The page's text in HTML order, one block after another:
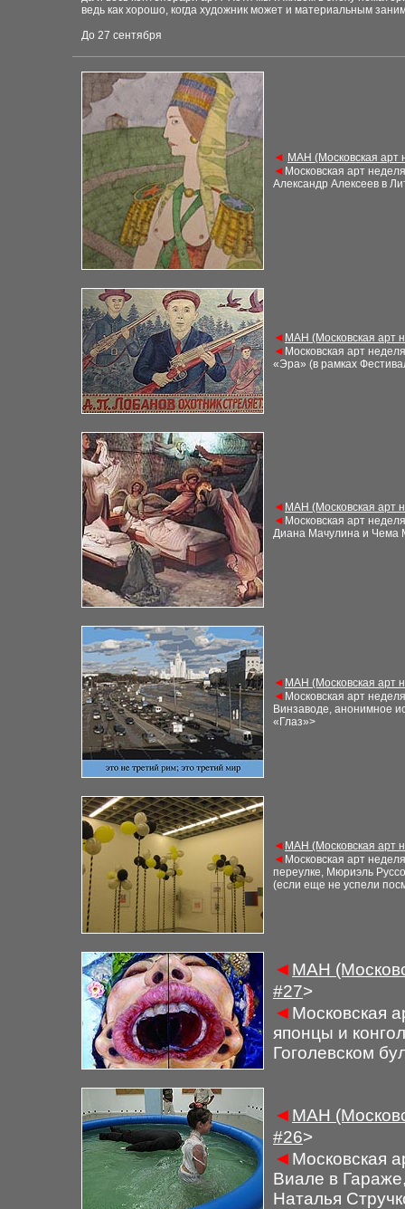
ведь как хорошо, когда художник может и материальным
До 27 сентября
◄ МАН (Московская арт
◄ Московская арт неделя
Александр Алексеев в
◄ МАН (Московская арт
◄ Московская арт неделя
«Эра» (в рамках
◄ МАН (Московская арт
◄ Московская арт неделя
Диана Мачулина и
◄ МАН (Московская арт
◄ Московская арт неделя
Винзаводе, анонимное
«Глаз»>
◄ МАН (Московская арт
◄ Московская арт неделя
переулке, Мюриэль
(если еще не успели
◄ МАН
#27>
◄ Московская
японцы и
Гоголевском
◄ МАН
#26>
◄ Московская
Виале в
Наталья